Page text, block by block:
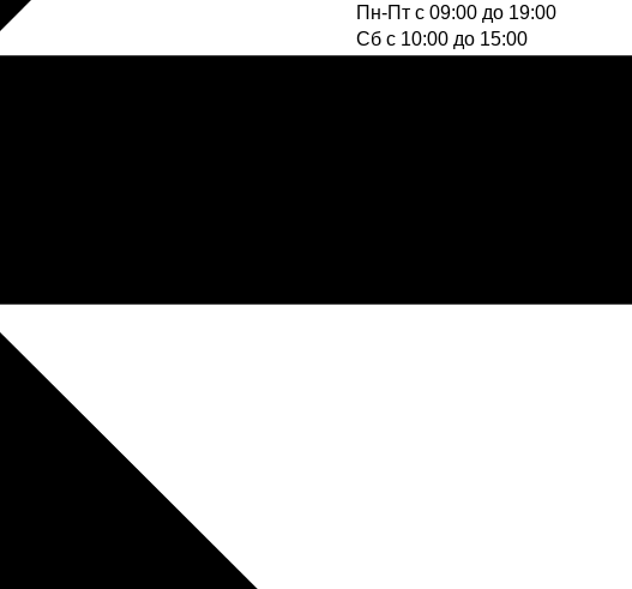
Пн-Пт с 09:00 до 19:00
Cб с 10:00 до 15:00